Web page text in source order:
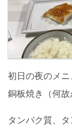
初日の夜のメ
銅板焼き（何故
タンパク質、